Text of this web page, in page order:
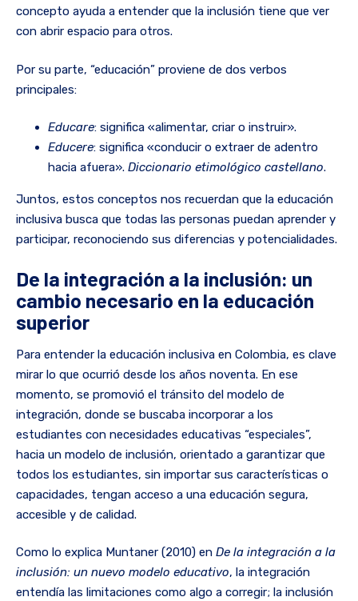
concepto ayuda a entender que la inclusión tiene que ver
con abrir espacio para otros.
Por su parte, “educación” proviene de dos verbos
principales:
Educare: significa «alimentar, criar o instruir».
Educere: significa «conducir o extraer de adentro
hacia afuera». Diccionario etimológico castellano.
Juntos, estos conceptos nos recuerdan que la educación
inclusiva busca que todas las personas puedan aprender y
participar, reconociendo sus diferencias y potencialidades.
De la integración a la inclusión: un
cambio necesario en la educación
superior
Para entender la educación inclusiva en Colombia, es clave
mirar lo que ocurrió desde los años noventa. En ese
momento, se promovió el tránsito del modelo de
integración, donde se buscaba incorporar a los
estudiantes con necesidades educativas “especiales”,
hacia un modelo de inclusión, orientado a garantizar que
todos los estudiantes, sin importar sus características o
capacidades, tengan acceso a una educación segura,
accesible y de calidad.
Como lo explica Muntaner (2010) en De la integración a la
inclusión: un nuevo modelo educativo, la integración
entendía las limitaciones como algo a corregir; la inclusión